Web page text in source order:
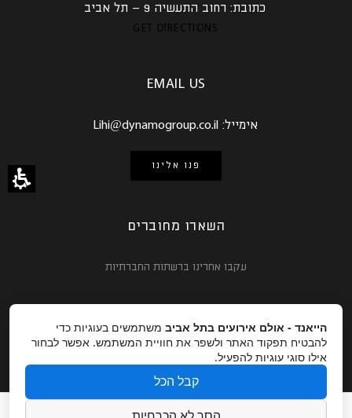
כתובת: רחוב התעשיה 9 – תל אביב
GET DIRECTIONS
EMAIL US
אימייל: Lihi@dynamogroup.co.il
פנו אלינו
השארו מחוברים
עקבו אחרינו ברשתות החברתיות
חתונות ואירועים עסקיים אודות
הייאנד - אולם אירועים בתל אביב משתמשים בעוגיות כדי
להבטיח תפקוד האתר ולשפר את חוויית המשתמש. אפשר לבחור
אילו סוגי עוגיות להפעיל.
קבל הכל